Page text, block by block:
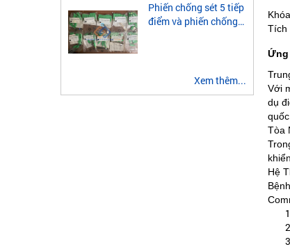
Phiến chống sét 5 tiếp
điểm và phiến chống
Xem thêm...
Tích
Ứng
Với
dụ
quốc.
Tòa
Hệ